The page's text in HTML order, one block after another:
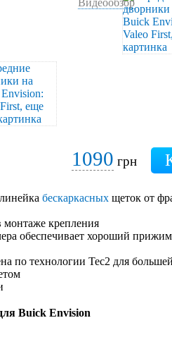
Видеообзор
1090 грн
бескаркасных щеток от
крепления
обеспечивает хороший прижим
по технологии Tec2 для
Buick Envision